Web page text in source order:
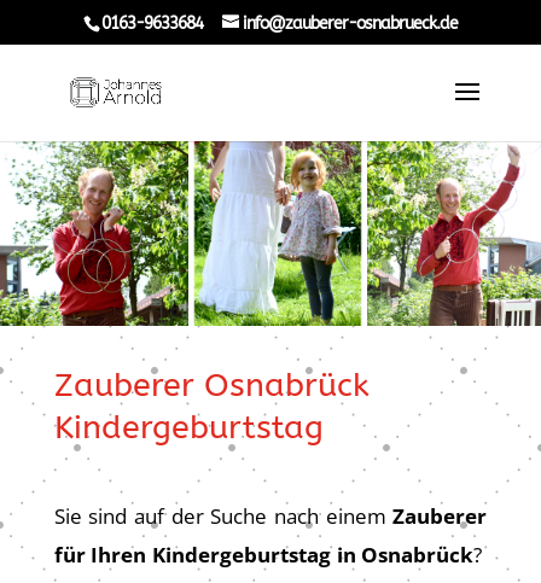
0163-9633684 info@zauberer-osnabrueck.de
Zauberer Osnabrück
Kindergeburtstag
Sie sind auf der Suche nach einemZauberer
für Ihren Kindergeburtstag in Osnabrück?